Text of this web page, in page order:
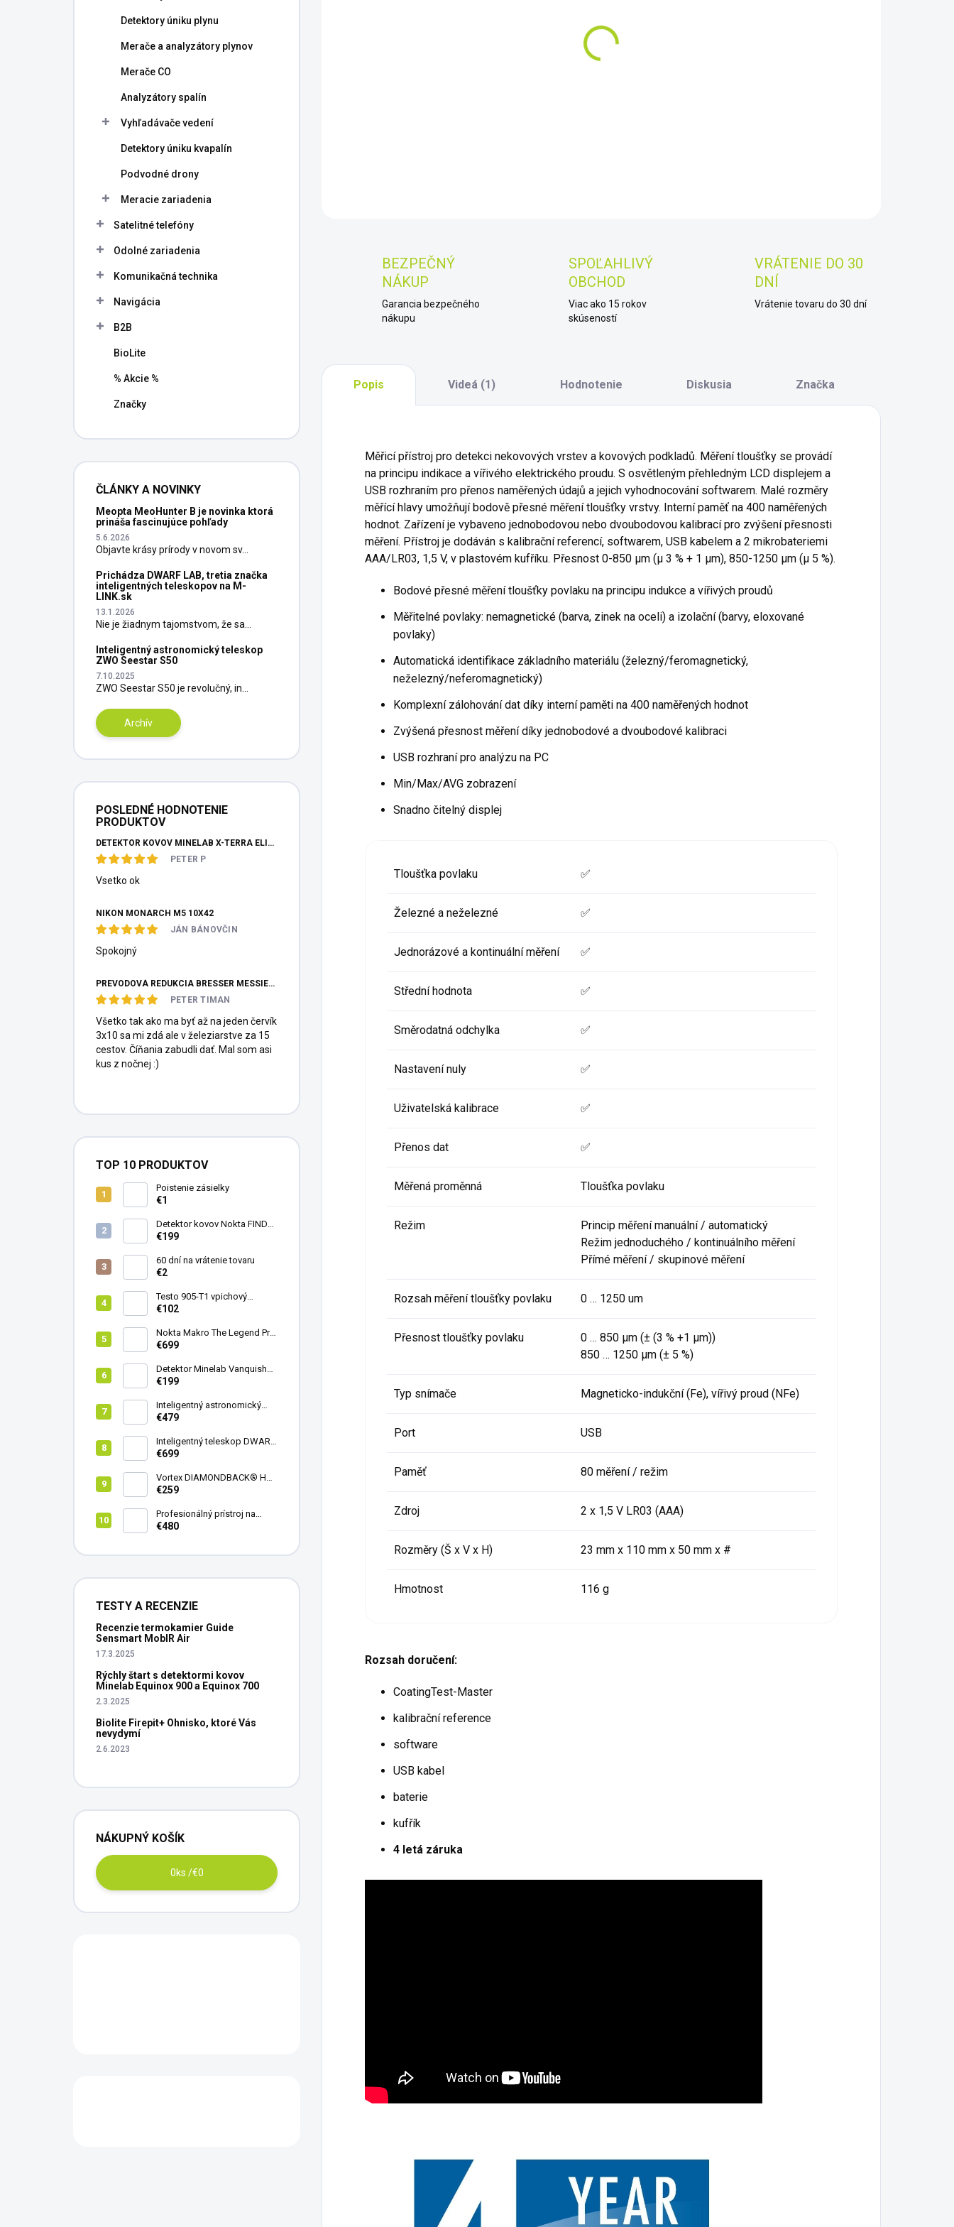
Detektory úniku plynu
Merače a analyzátory plynov
Merače CO
Analyzátory spalín
Vyhľadávače vedení
Detektory úniku kvapalín
Podvodné drony
Meracie zariadenia
Satelitné telefóny
Odolné zariadenia
Komunikačná technika
Navigácia
B2B
BioLite
% Akcie %
Značky
ČLÁNKY A NOVINKY
Meopta MeoHunter B je novinka ktorá
prináša fascinujúce pohľady
5.6.2026
Objavte krásy prírody v novom sv...
Prichádza DWARF LAB, tretia značka
inteligentných teleskopov na M-
LINK.sk
13.1.2026
Nie je žiadnym tajomstvom, že sa...
Inteligentný astronomický teleskop
ZWO Seestar S50
7.10.2025
ZWO Seestar S50 je revolučný, in...
Archív
POSLEDNÉ HODNOTENIE
PRODUKTOV
DETEKTOR KOVOV MINELAB X-TERRA ELITE PINPOITER SET
PETER P
Vsetko ok
NIKON MONARCH M5 10X42
JÁN BÁNOVČIN
Spokojný
PREVODOVÁ REDUKCIA BRESSER MESSIER HEXAFOC 1:10
PETER TIMAN
Všetko tak ako ma byť až na jeden červík
3x10 sa mi zdá ale v železiarstve za 15
cestov. Číňania zabudli dať. Mal som asi
kus z nočnej :)
TOP 10 PRODUKTOV
Poistenie zásielky
€1
Detektor kovov Nokta FINDX
Pro
€199
60 dní na vrátenie tovaru
€2
Testo 905-T1 vpichový
teplomer
€102
Nokta Makro The Legend Pro
Pack - model 2024
€699
Detektor Minelab Vanquish
340
€199
Inteligentný astronomický
teleskop DwarfLab Dwarf
€479
Inteligentný teleskop DWARF
III + originálny statív DWARF 3
€699
Vortex DIAMONDBACK® HD
8X42
€259
Profesionálný prístroj na
vedenie vŕtania Laserliner
€480
TESTY A RECENZIE
Recenzie termokamier Guide
Sensmart MobIR Air
17.3.2025
Rýchly štart s detektormi kovov
Minelab Equinox 900 a Equinox 700
2.3.2025
Biolite Firepit+ Ohnisko, ktoré Vás
nevydymí
2.6.2023
NÁKUPNÝ KOŠÍK
0ks /€0
BEZPEČNÝ
NÁKUP
Garancia bezpečného
nákupu
SPOĽAHLIVÝ
OBCHOD
Viac ako 15 rokov
skúseností
VRÁTENIE DO 30
DNÍ
Vrátenie tovaru do 30 dní
Popis Videá (1) Hodnotenie Diskusia Značka
Měřicí přístroj pro detekci nekovových vrstev a kovových podkladů. Měření tloušťky se provádí
na principu indikace a vířivého elektrického proudu. S osvětleným přehledným LCD displejem a
USB rozhraním pro přenos naměřených údajů a jejich vyhodnocování softwarem. Malé rozměry
měřící hlavy umožňují bodově přesné měření tloušťky vrstvy. Interní paměť na 400 naměřených
hodnot. Zařízení je vybaveno jednobodovou nebo dvoubodovou kalibrací pro zvýšení přesnosti
měření. Přístroj je dodáván s kalibrační referencí, softwarem, USB kabelem a 2 mikrobateriemi
AAA/LR03, 1,5 V, v plastovém kufříku. Přesnost 0-850 µm (µ 3 % + 1 µm), 850-1250 µm (µ 5 %).
Bodové přesné měření tloušťky povlaku na principu indukce a vířivých proudů
Měřitelné povlaky: nemagnetické (barva, zinek na oceli) a izolační (barvy, eloxované
povlaky)
Automatická identifikace základního materiálu (železný/feromagnetický,
neželezný/neferomagnetický)
Komplexní zálohování dat díky interní paměti na 400 naměřených hodnot
Zvýšená přesnost měření díky jednobodové a dvoubodové kalibraci
USB rozhraní pro analýzu na PC
Min/Max/AVG zobrazení
Snadno čitelný displej
Tloušťka povlaku ✅
Železné a neželezné ✅
Jednorázové a kontinuální měření ✅
Střední hodnota ✅
Směrodatná odchylka ✅
Nastavení nuly ✅
Uživatelská kalibrace ✅
Přenos dat ✅
Měřená proměnná Tloušťka povlaku
Režim
Princip měření manuální / automatický
Režim jednoduchého / kontinuálního měření
Přímé měření / skupinové měření
Rozsah měření tloušťky povlaku 0 … 1250 um
Přesnost tloušťky povlaku
0 … 850 μm (± (3 % +1 μm))
850 … 1250 μm (± 5 %)
Typ snímače Magneticko-indukční (Fe), vířivý proud (NFe)
Port USB
Paměť 80 měření / režim
Zdroj 2 x 1,5 V LR03 (AAA)
Rozměry (Š x V x H) 23 mm x 110 mm x 50 mm x #
Hmotnost 116 g
Rozsah doručení:
CoatingTest-Master
kalibrační reference
software
USB kabel
baterie
kufřík
4 letá záruka